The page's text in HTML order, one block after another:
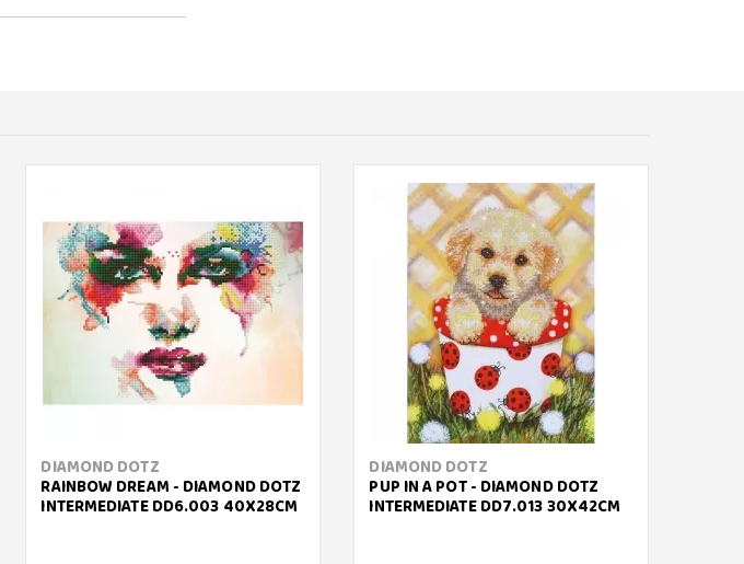
DIAMOND DOTZ
RAINBOW DREAM - DIAMOND DOTZ
INTERMEDIATE DD6.003 40X28CM
DIAMOND DOTZ
PUP IN A POT - DIAMOND DOTZ
INTERMEDIATE DD7.013 30X42CM